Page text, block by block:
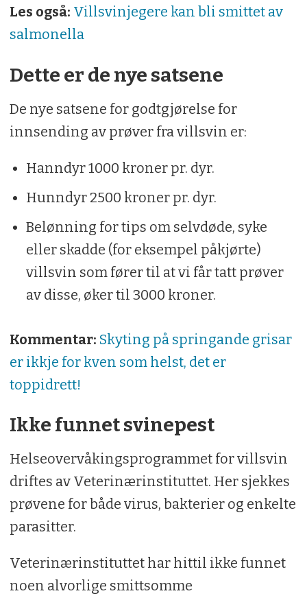
Les også: Villsvinjegere kan bli smittet av
salmonella
Dette er de nye satsene
De nye satsene for godtgjørelse for
innsending av prøver fra villsvin er:
Hanndyr 1000 kroner pr. dyr.
Hunndyr 2500 kroner pr. dyr.
Belønning for tips om selvdøde, syke
eller skadde (for eksempel påkjørte)
villsvin som fører til at vi får tatt prøver
av disse, øker til 3000 kroner.
Kommentar: Skyting på springande grisar
er ikkje for kven som helst, det er
toppidrett!
Ikke funnet svinepest
Helseovervåkingsprogrammet for villsvin
driftes av Veterinærinstituttet. Her sjekkes
prøvene for både virus, bakterier og enkelte
parasitter.
Veterinærinstituttet har hittil ikke funnet
noen alvorlige smittsomme